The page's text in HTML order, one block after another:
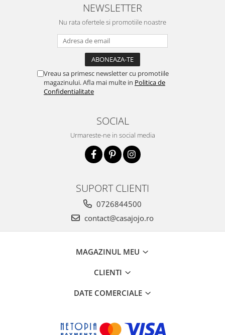
NEWSLETTER
Nu rata ofertele si promotiile noastre
Vreau sa primesc newsletter cu promotiile
magazinului. Afla mai multe in Politica de
Confidentialitate
SOCIAL
Urmareste-ne in social media
SUPORT CLIENTI
0726844500
contact@casajojo.ro
MAGAZINUL MEU
CLIENTI
DATE COMERCIALE